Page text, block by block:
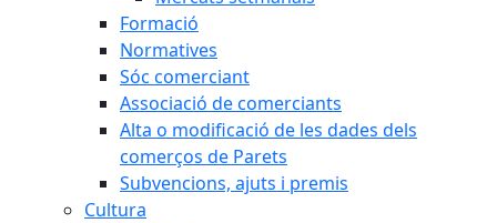
Formació
Normatives
Sóc comerciant
Associació de comerciants
Alta o modificació de les dades dels
comerços de Parets
Subvencions, ajuts i premis
Cultura